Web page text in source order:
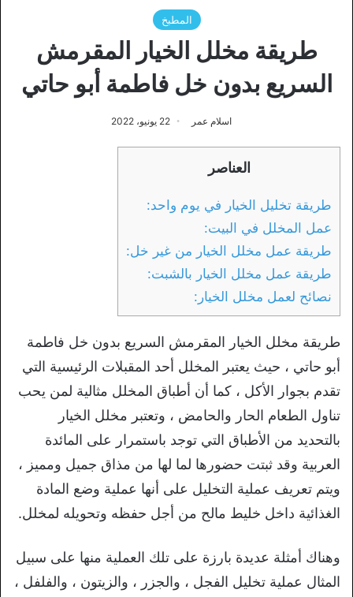
المطبخ
طريقة مخلل الخيار المقرمش
السريع بدون خل فاطمة أبو حاتي
اسلام عمر 22 يونيو، 2022
العناصر
طريقة تخليل الخيار في يوم واحد:
عمل المخلل في البيت:
طريقة عمل مخلل الخيار من غير خل:
طريقة عمل مخلل الخيار بالشبت:
نصائح لعمل مخلل الخيار:
طريقة مخلل الخيار المقرمش السريع بدون خل فاطمة
أبو حاتي ، حيث يعتبر المخلل أحد المقبلات الرئيسية التي
تقدم بجوار الأكل ، كما أن أطباق المخلل مثالية لمن يحب
تناول الطعام الحار والحامض ، وتعتبر مخلل الخيار
بالتحديد من الأطباق التي توجد باستمرار على المائدة
العربية وقد ثبتت حضورها لما لها من مذاق جميل ومميز ،
ويتم تعريف عملية التخليل على أنها عملية وضع المادة
الغذائية داخل خليط مالح من أجل حفظه وتحويله لمخلل.
وهناك أمثلة عديدة بارزة على تلك العملية منها على سبيل
المثال عملية تخليل الفجل ، والجزر ، والزيتون ، والفلفل ،